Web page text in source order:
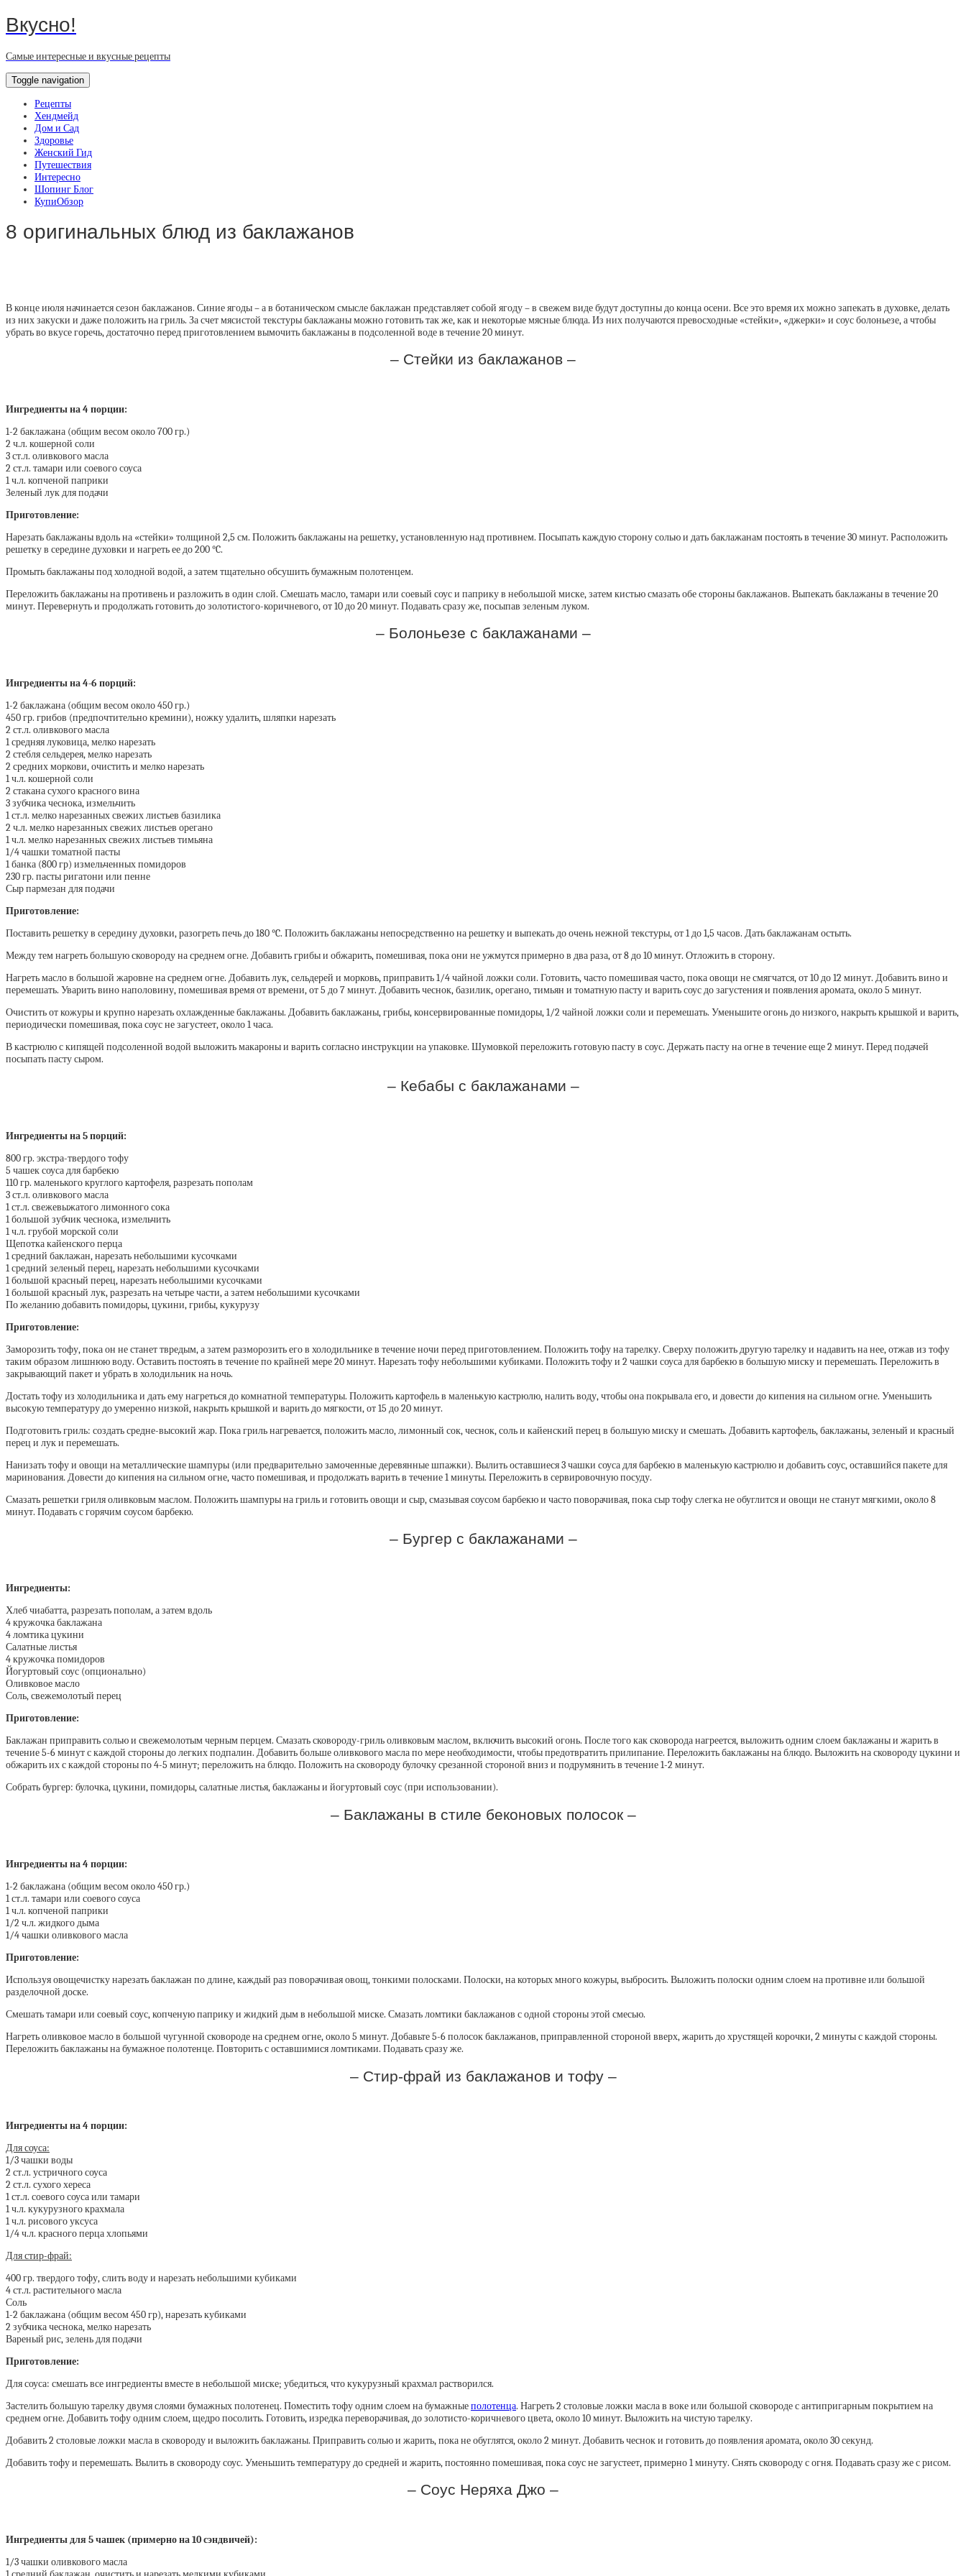
Вкусно!
Самые интересные и вкусные рецепты
Toggle navigation
Рецепты
Хендмейд
Дом и Сад
Здоровье
Женский Гид
Путешествия
Интересно
Шопинг Блог
КупиОбзор
8 оригинальных блюд из баклажанов
В конце июля начинается сезон баклажанов. Синие ягоды – а в ботаническом смысле баклажан представляет собой ягоду – в свежем виде будут доступны до конца осени. Все это время их можно запекать в духовке, делать
из них закуски и даже положить на гриль. За счет мясистой текстуры баклажаны можно готовить так же, как и некоторые мясные блюда. Из них получаются превосходные «стейки», «джерки» и соус болоньезе, а чтобы
убрать во вкусе горечь, достаточно перед приготовлением вымочить баклажаны в подсоленной воде в течение 20 минут.
– Стейки из баклажанов –
Ингредиенты на 4 порции:
1-2 баклажана (общим весом около 700 гр.)
2 ч.л. кошерной соли
3 ст.л. оливкового масла
2 ст.л. тамари или соевого соуса
1 ч.л. копченой паприки
Зеленый лук для подачи
Приготовление:
Нарезать баклажаны вдоль на «стейки» толщиной 2,5 см. Положить баклажаны на решетку, установленную над противнем. Посыпать каждую сторону солью и дать баклажанам постоять в течение 30 минут. Расположить
решетку в середине духовки и нагреть ее до 200 °C.
Промыть баклажаны под холодной водой, а затем тщательно обсушить бумажным полотенцем.
Переложить баклажаны на противень и разложить в один слой. Смешать масло, тамари или соевый соус и паприку в небольшой миске, затем кистью смазать обе стороны баклажанов. Выпекать баклажаны в течение 20
минут. Перевернуть и продолжать готовить до золотистого-коричневого, от 10 до 20 минут. Подавать сразу же, посыпав зеленым луком.
– Болоньезе с баклажанами –
Ингредиенты на 4-6 порций:
1-2 баклажана (общим весом около 450 гр.)
450 гр. грибов (предпочтительно кремини), ножку удалить, шляпки нарезать
2 ст.л. оливкового масла
1 средняя луковица, мелко нарезать
2 стебля сельдерея, мелко нарезать
2 средних моркови, очистить и мелко нарезать
1 ч.л. кошерной соли
2 стакана сухого красного вина
3 зубчика чеснока, измельчить
1 ст.л. мелко нарезанных свежих листьев базилика
2 ч.л. мелко нарезанных свежих листьев орегано
1 ч.л. мелко нарезанных свежих листьев тимьяна
1/4 чашки томатной пасты
1 банка (800 гр) измельченных помидоров
230 гр. пасты ригатони или пенне
Сыр пармезан для подачи
Приготовление:
Поставить решетку в середину духовки, разогреть печь до 180 °C. Положить баклажаны непосредственно на решетку и выпекать до очень нежной текстуры, от 1 до 1,5 часов. Дать баклажанам остыть.
Между тем нагреть большую сковороду на среднем огне. Добавить грибы и обжарить, помешивая, пока они не ужмутся примерно в два раза, от 8 до 10 минут. Отложить в сторону.
Нагреть масло в большой жаровне на среднем огне. Добавить лук, сельдерей и морковь, приправить 1/4 чайной ложки соли. Готовить, часто помешивая часто, пока овощи не смягчатся, от 10 до 12 минут. Добавить вино и
перемешать. Уварить вино наполовину, помешивая время от времени, от 5 до 7 минут. Добавить чеснок, базилик, орегано, тимьян и томатную пасту и варить соус до загустения и появления аромата, около 5 минут.
Очистить от кожуры и крупно нарезать охлажденные баклажаны. Добавить баклажаны, грибы, консервированные помидоры, 1/2 чайной ложки соли и перемешать. Уменьшите огонь до низкого, накрыть крышкой и варить,
периодически помешивая, пока соус не загустеет, около 1 часа.
В кастрюлю с кипящей подсоленной водой выложить макароны и варить согласно инструкции на упаковке. Шумовкой переложить готовую пасту в соус. Держать пасту на огне в течение еще 2 минут. Перед подачей
посыпать пасту сыром.
– Кебабы с баклажанами –
Ингредиенты на 5 порций:
800 гр. экстра-твердого тофу
5 чашек соуса для барбекю
110 гр. маленького круглого картофеля, разрезать пополам
3 ст.л. оливкового масла
1 ст.л. свежевыжатого лимонного сока
1 большой зубчик чеснока, измельчить
1 ч.л. грубой морской соли
Щепотка кайенского перца
1 средний баклажан, нарезать небольшими кусочками
1 средний зеленый перец, нарезать небольшими кусочками
1 большой красный перец, нарезать небольшими кусочками
1 большой красный лук, разрезать на четыре части, а затем небольшими кусочками
По желанию добавить помидоры, цукини, грибы, кукурузу
Приготовление:
Заморозить тофу, пока он не станет твредым, а затем разморозить его в холодильнике в течение ночи перед приготовлением. Положить тофу на тарелку. Сверху положить другую тарелку и надавить на нее, отжав из тофу
таким образом лишнюю воду. Оставить постоять в течение по крайней мере 20 минут. Нарезать тофу небольшими кубиками. Положить тофу и 2 чашки соуса для барбекю в большую миску и перемешать. Переложить в
закрывающий пакет и убрать в холодильник на ночь.
Достать тофу из холодильника и дать ему нагреться до комнатной температуры. Положить картофель в маленькую кастрюлю, налить воду, чтобы она покрывала его, и довести до кипения на сильном огне. Уменьшить
высокую температуру до умеренно низкой, накрыть крышкой и варить до мягкости, от 15 до 20 минут.
Подготовить гриль: создать средне-высокий жар. Пока гриль нагревается, положить масло, лимонный сок, чеснок, соль и кайенский перец в большую миску и смешать. Добавить картофель, баклажаны, зеленый и красный
перец и лук и перемешать.
Нанизать тофу и овощи на металлические шампуры (или предварительно замоченные деревянные шпажки). Вылить оставшиеся 3 чашки соуса для барбекю в маленькую кастрюлю и добавить соус, оставшийся пакете для
маринования. Довести до кипения на сильном огне, часто помешивая, и продолжать варить в течение 1 минуты. Переложить в сервировочную посуду.
Смазать решетки гриля оливковым маслом. Положить шампуры на гриль и готовить овощи и сыр, смазывая соусом барбекю и часто поворачивая, пока сыр тофу слегка не обуглится и овощи не станут мягкими, около 8
минут. Подавать с горячим соусом барбекю.
– Бургер с баклажанами –
Ингредиенты:
Хлеб чиабатта, разрезать пополам, а затем вдоль
4 кружочка баклажана
4 ломтика цукини
Салатные листья
4 кружочка помидоров
Йогуртовый соус (опционально)
Оливковое масло
Соль, свежемолотый перец
Приготовление:
Баклажан приправить солью и свежемолотым черным перцем. Смазать сковороду-гриль оливковым маслом, включить высокий огонь. После того как сковорода нагреется, выложить одним слоем баклажаны и жарить в
течение 5-6 минут с каждой стороны до легких подпалин. Добавить больше оливкового масла по мере необходимости, чтобы предотвратить прилипание. Переложить баклажаны на блюдо. Выложить на сковороду цукини и
обжарить их с каждой стороны по 4-5 минут; переложить на блюдо. Положить на сковороду булочку срезанной стороной вниз и подрумянить в течение 1-2 минут.
Собрать бургер: булочка, цукини, помидоры, салатные листья, баклажаны и йогуртовый соус (при использовании).
– Баклажаны в стиле беконовых полосок –
Ингредиенты на 4 порции:
1-2 баклажана (общим весом около 450 гр.)
1 ст.л. тамари или соевого соуса
1 ч.л. копченой паприки
1/2 ч.л. жидкого дыма
1/4 чашки оливкового масла
Приготовление:
Используя овощечистку нарезать баклажан по длине, каждый раз поворачивая овощ, тонкими полосками. Полоски, на которых много кожуры, выбросить. Выложить полоски одним слоем на противне или большой
разделочной доске.
Смешать тамари или соевый соус, копченую паприку и жидкий дым в небольшой миске. Смазать ломтики баклажанов с одной стороны этой смесью.
Нагреть оливковое масло в большой чугунной сковороде на среднем огне, около 5 минут. Добавьте 5-6 полосок баклажанов, приправленной стороной вверх, жарить до хрустящей корочки, 2 минуты с каждой стороны.
Переложить баклажаны на бумажное полотенце. Повторить с оставшимися ломтиками. Подавать сразу же.
– Стир-фрай из баклажанов и тофу –
Ингредиенты на 4 порции:
Для соуса:
1/3 чашки воды
2 ст.л. устричного соуса
2 ст.л. сухого хереса
1 ст.л. соевого соуса или тамари
1 ч.л. кукурузного крахмала
1 ч.л. рисового уксуса
1/4 ч.л. красного перца хлопьями
Для стир-фрай:
400 гр. твердого тофу, слить воду и нарезать небольшими кубиками
4 ст.л. растительного масла
Соль
1-2 баклажана (общим весом 450 гр), нарезать кубиками
2 зубчика чеснока, мелко нарезать
Вареный рис, зелень для подачи
Приготовление:
Для соуса: смешать все ингредиенты вместе в небольшой миске; убедиться, что кукурузный крахмал растворился.
Застелить большую тарелку двумя слоями бумажных полотенец. Поместить тофу одним слоем на бумажныеполотенца. Нагреть 2 столовые ложки масла в воке или большой сковороде с антипригарным покрытием на
среднем огне. Добавить тофу одним слоем, щедро посолить. Готовить, изредка переворачивая, до золотисто-коричневого цвета, около 10 минут. Выложить на чистую тарелку.
Добавить 2 столовые ложки масла в сковороду и выложить баклажаны. Приправить солью и жарить, пока не обуглятся, около 2 минут. Добавить чеснок и готовить до появления аромата, около 30 секунд.
Добавить тофу и перемешать. Вылить в сковороду соус. Уменьшить температуру до средней и жарить, постоянно помешивая, пока соус не загустеет, примерно 1 минуту. Снять сковороду с огня. Подавать сразу же с рисом.
– Соус Неряха Джо –
Ингредиенты для 5 чашек (примерно на 10 сэндвичей):
1/3 чашки оливкового масла